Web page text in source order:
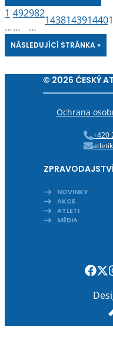
1
…
492
…
982
…
143814391440
NÁSLEDUJÍCÍ STRÁNKA »
© 2026 ČESKÝ
Ochrana
+420
ZPRAVODAJSTVÍ
NOVINKY
AKCE
ATLETI
MÉDIA